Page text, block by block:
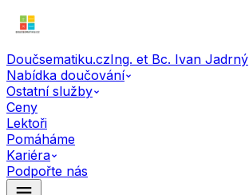
Doučsematiku.czIng. et Bc. Ivan Jadrný
Nabídka doučování
Ostatní služby
Ceny
Lektoři
Pomáháme
Kariéra
Podpořte nás